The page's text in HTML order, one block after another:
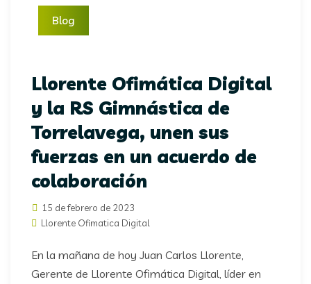
Blog
Llorente Ofimática Digital
y la RS Gimnástica de
Torrelavega, unen sus
fuerzas en un acuerdo de
colaboración
15 de febrero de 2023
Llorente Ofimatica Digital
En la mañana de hoy Juan Carlos Llorente,
Gerente de Llorente Ofimática Digital, líder en